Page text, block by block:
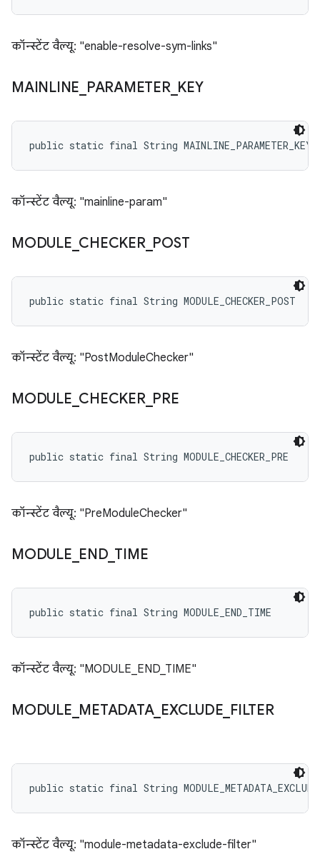
कॉन्स्टेंट वैल्यू: "enable-resolve-sym-links"
MAINLINE PARAMETER_ KEY
public static final String MAINLINE_PARAMETER_KEY
कॉन्स्टेंट वैल्यू: "mainline-param"
MODULE CHECKER_ POST
public static final String MODULE_CHECKER_POST
कॉन्स्टेंट वैल्यू: "PostModuleChecker"
MODULE CHECKER_ PRE
public static final String MODULE_CHECKER_PRE
कॉन्स्टेंट वैल्यू: "PreModuleChecker"
MODULE END_ TIME
public static final String MODULE_END_TIME
कॉन्स्टेंट वैल्यू: "MODULE_END_TIME"
MODULE METADATA_ EXCLUDE FILTER
public static final String
कॉन्स्टेंट वैल्यू: "module-metadata-exclude-filter"